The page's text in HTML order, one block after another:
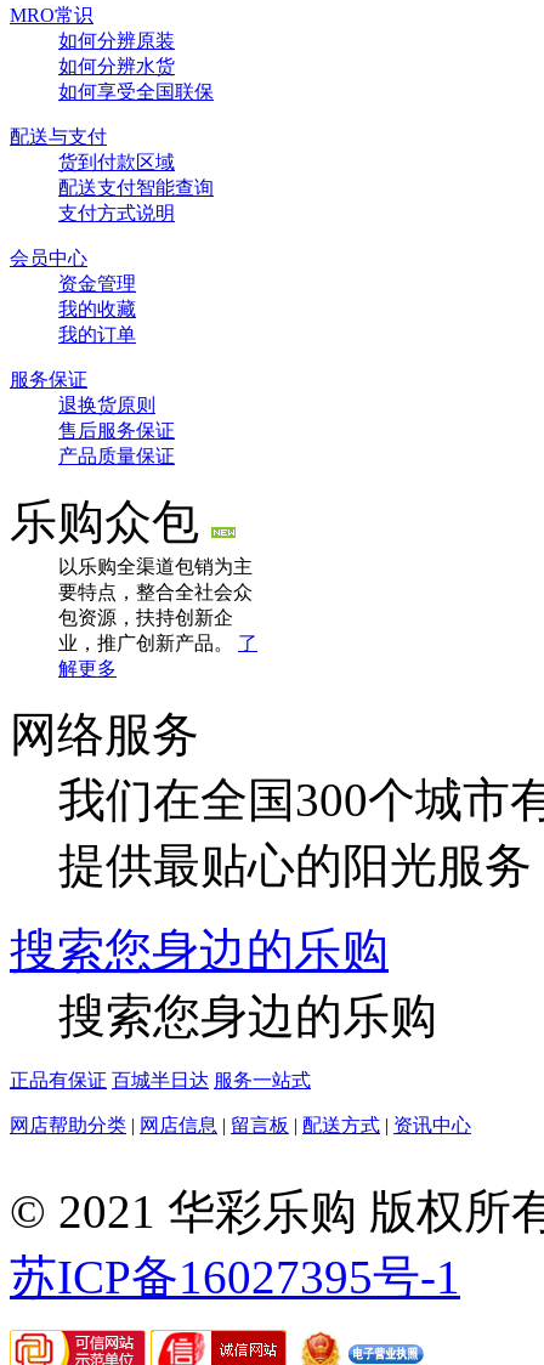
MRO常识
如何分辨原装
如何分辨水货
如何享受全国联保
配送与支付
货到付款区域
配送支付智能查询
支付方式说明
会员中心
资金管理
我的收藏
我的订单
服务保证
退换货原则
售后服务保证
产品质量保证
乐购众包
以乐购全渠道包销为主
要特点，整合全社会众
包资源，扶持创新企
业，推广创新产品。 了
解更多
网络服务
我们在全国300个城市
提供最贴心的阳光服务
搜索您身边的乐购
搜索您身边的乐购
正品有保证 百城半日达 服务一站式
网店帮助分类 | 网店信息 | 留言板 | 配送方式 | 资讯中心
2026
彩
乐
MRO
工
© 2021 华彩乐购 版权所
苏ICP备16027395号-1